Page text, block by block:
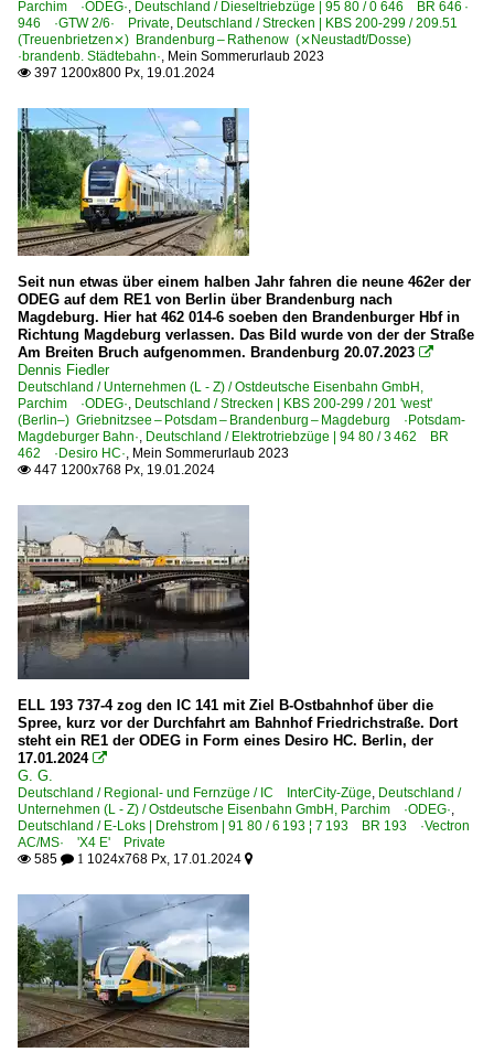
Parchim ·ODEG·, Deutschland / Dieseltriebzüge | 95 80 / 0 646 BR 646 ·
946 ·GTW 2/6· Private, Deutschland / Strecken | KBS 200-299 / 209.51
(Treuenbrietzen⨯) Brandenburg – Rathenow (⨯Neustadt/Dosse)
·brandenb. Städtebahn·, Mein Sommerurlaub 2023
 397 1200x800 Px, 19.01.2024
Seit nun etwas über einem halben Jahr fahren die neune 462er der
ODEG auf dem RE1 von Berlin über Brandenburg nach
Magdeburg. Hier hat 462 014-6 soeben den Brandenburger Hbf in
Richtung Magdeburg verlassen. Das Bild wurde von der der Straße
Am Breiten Bruch aufgenommen. Brandenburg 20.07.2023 
Dennis Fiedler
Deutschland / Unternehmen (L - Z) / Ostdeutsche Eisenbahn GmbH,
Parchim ·ODEG·, Deutschland / Strecken | KBS 200-299 / 201 'west'
(Berlin–) Griebnitzsee – Potsdam – Brandenburg – Magdeburg ·Potsdam-
Magdeburger Bahn·, Deutschland / Elektrotriebzüge | 94 80 / 3 462 BR
462 ·Desiro HC·, Mein Sommerurlaub 2023
 447 1200x768 Px, 19.01.2024
ELL 193 737-4 zog den IC 141 mit Ziel B-Ostbahnhof über die
Spree, kurz vor der Durchfahrt am Bahnhof Friedrichstraße. Dort
steht ein RE1 der ODEG in Form eines Desiro HC. Berlin, der
17.01.2024 
G. G.
Deutschland / Regional- und Fernzüge / IC InterCity-Züge, Deutschland /
Unternehmen (L - Z) / Ostdeutsche Eisenbahn GmbH, Parchim ·ODEG·,
Deutschland / E-Loks | Drehstrom | 91 80 / 6 193 ¦ 7 193 BR 193 ·Vectron
AC/MS· 'X4 E' Private
 585  1 1024x768 Px, 17.01.2024 